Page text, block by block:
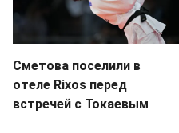
Сметова поселили в
отеле Rixos перед
встречей с Токаевым